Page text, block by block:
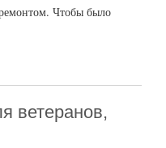
Чтобы было
ветеранов,